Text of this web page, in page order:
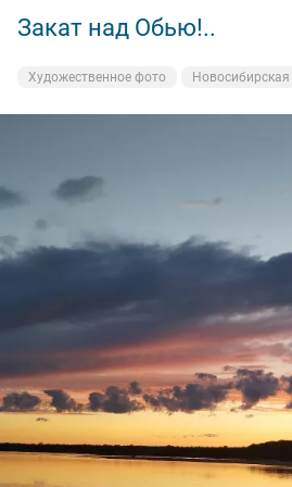
Но в этот вечер ни одной
насладился,рыбу поймал,закат
Ну а вам Друзья желаю НХНЧ и
процесса вы получали только
С уважением Шнивовод!🤝
Закат над Обью!..
Художественное фото Новосибирская